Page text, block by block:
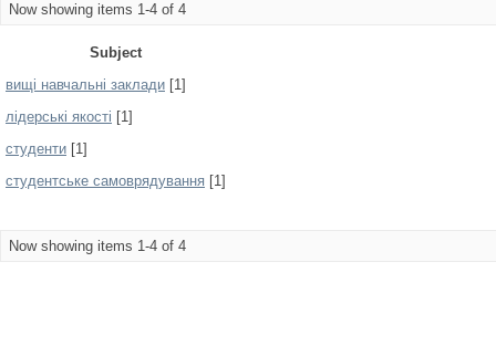
Now showing items 1-4 of 4
Subject
вищі навчальні заклади [1]
лідерські якості [1]
студенти [1]
студентське самоврядування [1]
Now showing items 1-4 of 4